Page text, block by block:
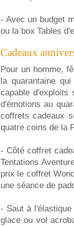
- Avec un budget
ou la box Tables
Cadeaux
Pour un homme,
la quarantaine
capable d'exploits
d'émotions au
coffrets cadeaux
quatre coins de la
- Côté coffret
Tentations
prix le coffret
une séance de
- Saut à
glace ou vol